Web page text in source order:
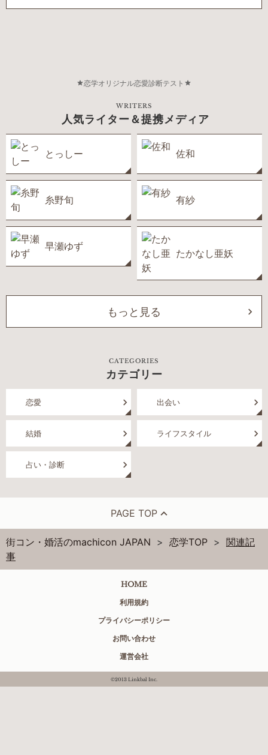
恋学オリジナル恋愛診断テスト
WRITERS
人気ライター＆提携メディア
とっしー 佐和
糸野旬 有紗
早瀬ゆず
たかなし亜妖
もっと見る
CATEGORIES
カテゴリー
恋愛 出会い
結婚 ライフスタイル
占い・診断
PAGE TOP
街コン・婚活のmachicon JAPAN 恋学TOP
関連記
事
HOME
利用規約
プライバシーポリシー
お問い合わせ
運営会社
©2013 Linkbal Inc.